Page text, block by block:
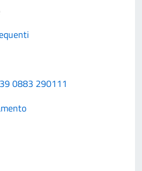
0883 290111